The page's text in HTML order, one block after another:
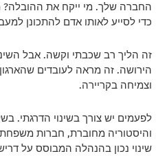
החברה שלך. מי ייקח את ההובלה?
כדי לסייע לאותו אדם להתכונן
זה הליך רב שכבתי וקשה. אבל
הירושה. זה מראה לעובדים
וצמיחה בקריירה.
לפעמים יש צורך בשינוי הדרגתי.
והיסטוריה מחוברת, חברות
שינוי נכון בהנהלה המבוסס על